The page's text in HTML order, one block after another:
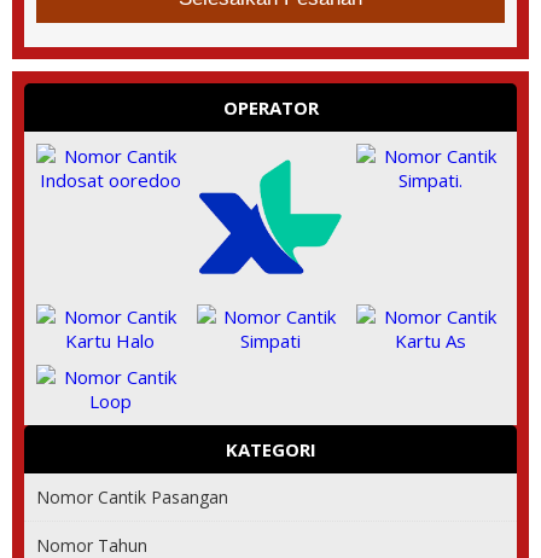
OPERATOR
KATEGORI
Nomor Cantik Pasangan
Nomor Tahun